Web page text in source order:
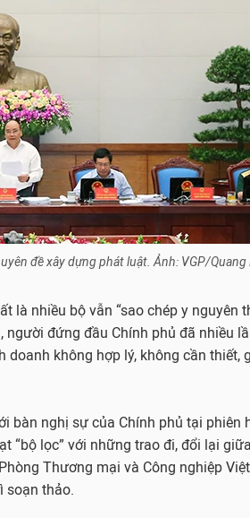
đề xây dựng phát luật. Ảnh: VGP/Quang
là nhiều bộ vẫn “sao chép y nguyên
người đứng đầu Chính phủ đã nhiều
không hợp lý, không cần thiết,
bàn nghị sự của Chính phủ tại phiên
lọc” với những trao đi, đổi lại giữa
Thương mại và Công nghiệp
soạn thảo.